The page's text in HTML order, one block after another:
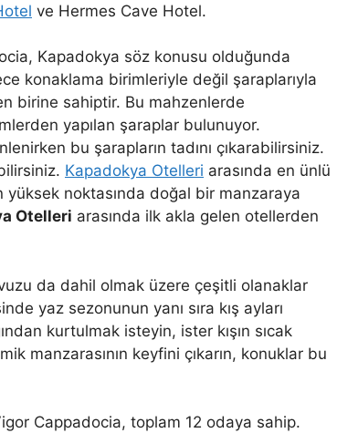
ve Hermes Cave Hotel.
Kapadokya söz konusu olduğunda
konaklama birimleriyle değil şaraplarıyla
birine sahiptir. Bu mahzenlerde
yapılan şaraplar bulunuyor.
bu şarapların tadını çıkarabilirsiniz.
Kapadokya Otelleri arasında en ünlü
yüksek noktasında doğal bir manzaraya
Otelleri arasında ilk akla gelen otellerden
da dahil olmak üzere çeşitli olanaklar
yaz sezonunun yanı sıra kış ayları
kurtulmak isteyin, ister kışın sıcak
manzarasının keyfini çıkarın, konuklar bu
Cappadocia, toplam 12 odaya sahip.